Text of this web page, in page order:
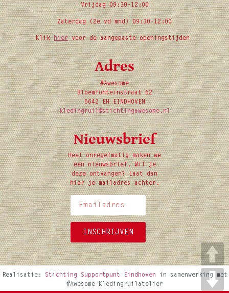
Vrijdag 09:30-12:00
Zaterdag (2e vd mnd) 09:30-12:00
Klikhiervoor de aangepaste openingstijden
Adres
#Awesome
Bloemfonteinstraat 62
5642 EH EINDHOVEN
kledingruil@stichtingawesome.nl
Nieuwsbrief
Heel onregelmatig maken we
een nieuwsbrief. Wil je
deze ontvangen? Laat dan
hier je mailadres achter.
INSCHRIJVEN
Realisatie: Stichting Supportpunt Eindhoven in samenwerking met
#Awesome Kledingruilatelier